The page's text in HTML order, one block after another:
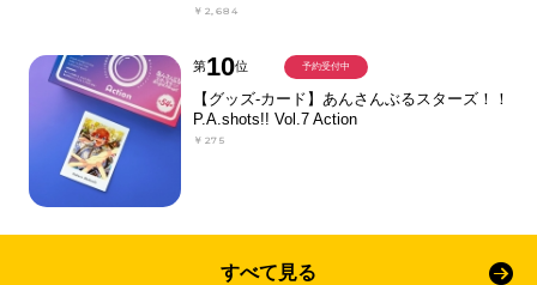
￥2,684
第10位
【グッズ-カード】あんさんぶるスターズ！！
P.A.shots!! Vol.7 Action
￥275
予約受付中
すべて見る